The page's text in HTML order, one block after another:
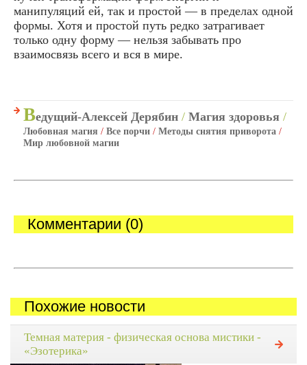
манипуляций ей, так и простой — в пределах одной
формы. Хотя и простой путь редко затрагивает
только одну форму — нельзя забывать про
взаимосвязь всего и вся в мире.
Ведущий-Алексей Дерябин / Магия здоровья /
Любовная магия / Все порчи / Методы снятия приворота /
Мир любовной магии
Комментарии (0)
Похожие новости
Темная материя - физическая основа мистики -
«Эзотерика»